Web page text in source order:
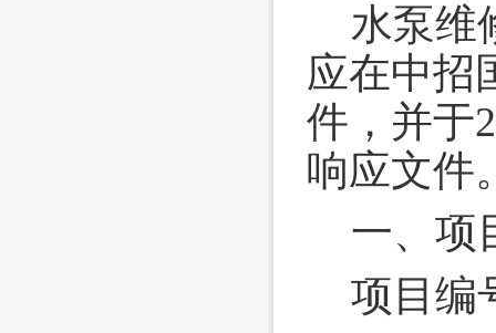
水泵维
应在中招
件，并于
响应文件
一、项
项目编